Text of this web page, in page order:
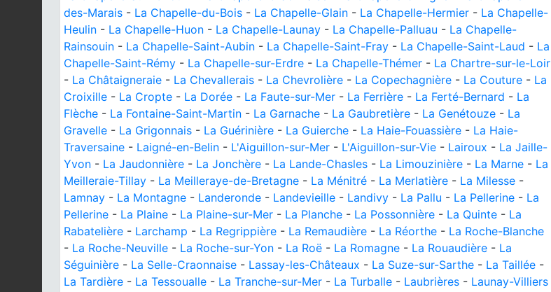
des-Marais - La Chapelle-du-Bois - La Chapelle-Glain - La Chapelle-Hermier - La Chapelle-
Heulin - La Chapelle-Huon - La Chapelle-Launay - La Chapelle-Palluau - La Chapelle-
Rainsouin - La Chapelle-Saint-Aubin - La Chapelle-Saint-Fray - La Chapelle-Saint-Laud - La
Chapelle-Saint-Rémy - La Chapelle-sur-Erdre - La Chapelle-Thémer - La Chartre-sur-le-Loir
- La Châtaigneraie - La Chevallerais - La Chevrolière - La Copechagnière - La Couture - La
Croixille - La Cropte - La Dorée - La Faute-sur-Mer - La Ferrière - La Ferté-Bernard - La
Flèche - La Fontaine-Saint-Martin - La Garnache - La Gaubretière - La Genétouze - La
Gravelle - La Grigonnais - La Guérinière - La Guierche - La Haie-Fouassière - La Haie-
Traversaine - Laigné-en-Belin - L'Aiguillon-sur-Mer - L'Aiguillon-sur-Vie - Lairoux - La Jaille-
Yvon - La Jaudonnière - La Jonchère - La Lande-Chasles - La Limouzinière - La Marne - La
Meilleraie-Tillay - La Meilleraye-de-Bretagne - La Ménitré - La Merlatière - La Milesse -
Lamnay - La Montagne - Landeronde - Landevieille - Landivy - La Pallu - La Pellerine - La
Pellerine - La Plaine - La Plaine-sur-Mer - La Planche - La Possonnière - La Quinte - La
Rabatelière - Larchamp - La Regrippière - La Remaudière - La Réorthe - La Roche-Blanche
- La Roche-Neuville - La Roche-sur-Yon - La Roë - La Romagne - La Rouaudière - La
Séguinière - La Selle-Craonnaise - Lassay-les-Châteaux - La Suze-sur-Sarthe - La Taillée -
La Tardière - La Tessoualle - La Tranche-sur-Mer - La Turballe - Laubrières - Launay-Villiers